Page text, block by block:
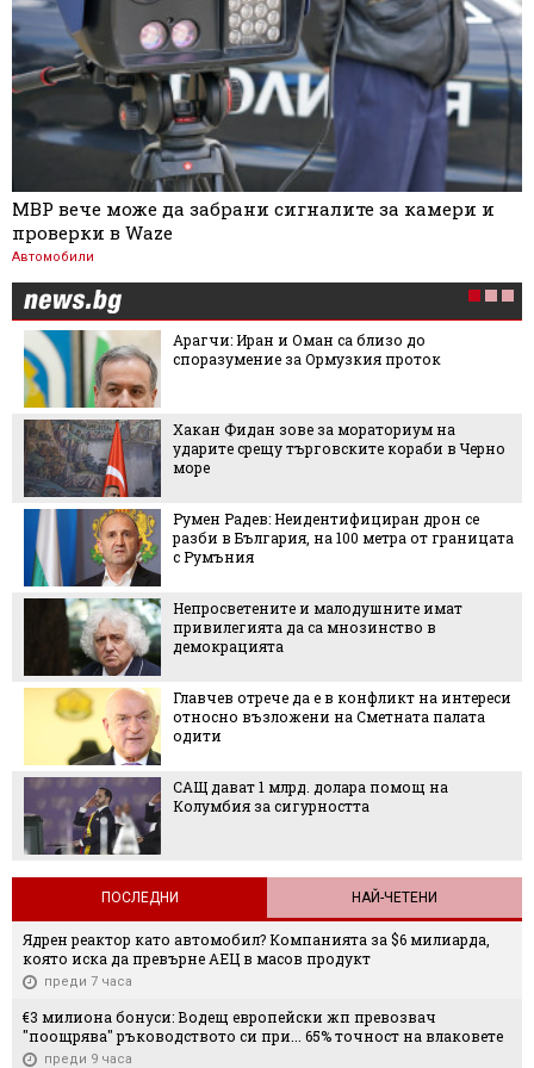
МВР вече може да забрани сигналите за камери и
проверки в Waze
Автомобили
Арагчи: Иран и Оман са близо до
споразумение за Ормузкия проток
Хакан Фидан зове за мораториум на
ударите срещу търговските кораби в Черно
море
Румен Радев: Неидентифициран дрон се
разби в България, на 100 метра от границата
с Румъния
Непросветените и малодушните имат
привилегията да са мнозинство в
демокрацията
Главчев отрече да е в конфликт на интереси
относно възложени на Сметната палата
одити
САЩ дават 1 млрд. долара помощ на
Колумбия за сигурността
ПОСЛЕДНИ НАЙ-ЧЕТЕНИ
Ядрен реактор като автомобил? Компанията за $6 милиарда,
която иска да превърне АЕЦ в масов продукт
преди 7 часа
€3 милиона бонуси: Водещ европейски жп превозвач
"поощрява" ръководството си при... 65% точност на влаковете
преди 9 часа